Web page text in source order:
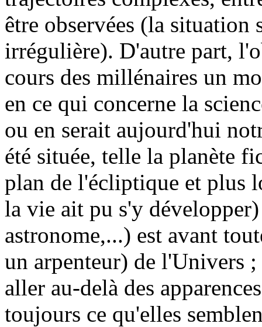
être observées (la situation
irrégulière). D'autre part,
cours des millénaires un
en ce qui concerne la
ou en serait aujourd'hui
été située, telle la planète
plan de l'écliptique et plus
la vie ait pu s'y
astronome,...) est avant
un arpenteur) de l'Univers
aller au-delà des
toujours ce qu'elles